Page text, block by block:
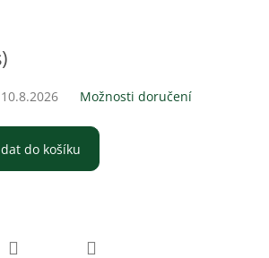
10.8.2026 Možnosti doručení
do košíku